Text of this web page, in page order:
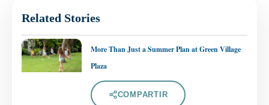
Related Stories
More Than Just a Summer Plan at Green Village
Plaza
COMPARTIR